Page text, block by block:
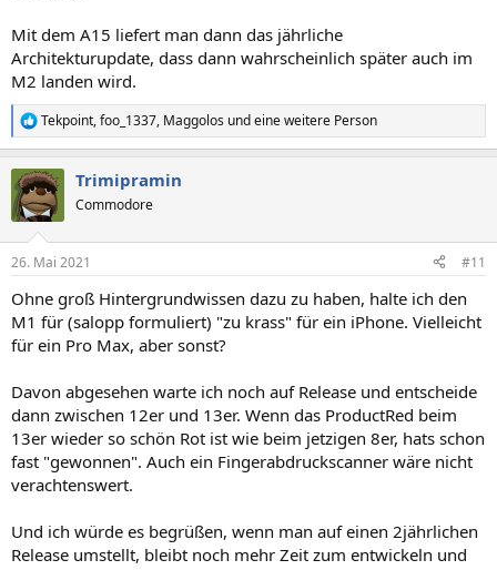
Mit dem A15 liefert man dann das jährliche
Architekturupdate, dass dann wahrscheinlich später auch im
M2 landen wird.
R
e
k
t
i
e
:
Tekpoint,foo_1337, Maggolos und eine weitere Person
Trimipramin
Commodore
26. Mai 2021 #11
Ohne groß Hintergrundwissen dazu zu haben, halte ich den
M1 für (salopp formuliert) "zu krass" für ein iPhone. Vielleicht
für ein Pro Max, aber sonst?
Davon abgesehen warte ich noch auf Release und entscheide
dann zwischen 12er und 13er. Wenn das ProductRed beim
13er wieder so schön Rot ist wie beim jetzigen 8er, hats schon
fast "gewonnen". Auch ein Fingerabdruckscanner wäre nicht
verachtenswert.
Und ich würde es begrüßen, wenn man auf einen 2jährlichen
Release umstellt, bleibt noch mehr Zeit zum entwickeln und